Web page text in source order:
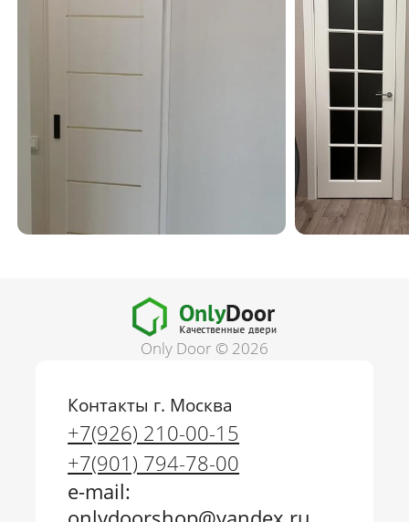
Only Door © 2026
Контакты г. Москва
+7(926) 210-00-15
+7(901) 794-78-00
e-mail: